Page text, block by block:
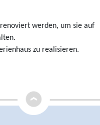
werden, um sie auf
zu realisieren.